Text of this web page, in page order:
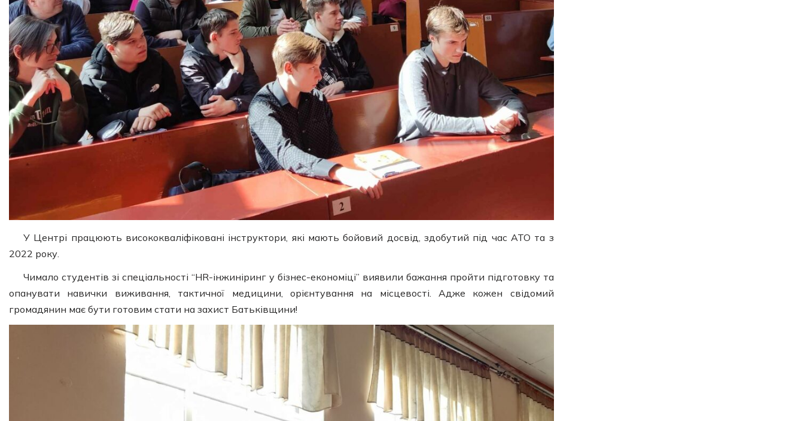
У Центрі працюють висококваліфіковані інструктори, які мають бойовий досвід, здобутий під час АТО та з
2022 року.
Чимало студентів зі спеціальності “HR-інжиніринг у бізнес-економіці” виявили бажання пройти підготовку та
опанувати навички виживання, тактичної медицини, орієнтування на місцевості. Адже кожен свідомий
громадянин має бути готовим стати на захист Батьківщини!